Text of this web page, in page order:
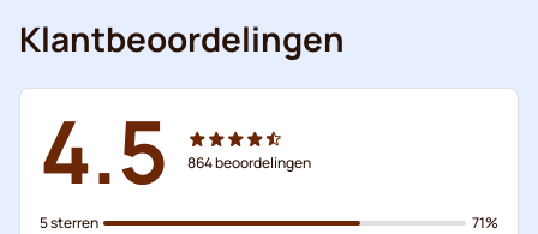
Klantbeoordelingen
4.5 864beoordelingen
5 sterren
71%